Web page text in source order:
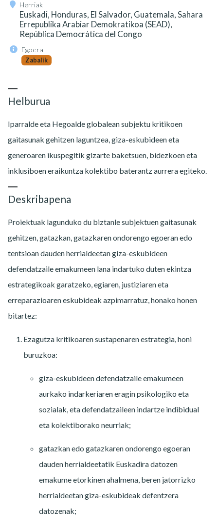
Helburua
Iparralde eta Hegoalde globalean subjektu kritikoen
gaitasunak gehitzen laguntzea, giza-eskubideen eta
generoaren ikuspegitik gizarte baketsuen, bidezkoen eta
inklusiboen eraikuntza kolektibo baterantz aurrera egiteko.
Deskribapena
Proiektuak lagunduko du biztanle subjektuen gaitasunak
gehitzen, gatazkan, gatazkaren ondorengo egoeran edo
tentsioan dauden herrialdeetan giza-eskubideen
defendatzaile emakumeen lana indartuko duten ekintza
estrategikoak garatzeko, egiaren, justiziaren eta
erreparazioaren eskubideak azpimarratuz, honako honen
bitartez:
Ezagutza kritikoaren sustapenaren estrategia, honi
buruzkoa:
giza-eskubideen defendatzaile emakumeen
aurkako indarkeriaren eragin psikologiko eta
sozialak, eta defendatzaileen indartze indibidual
eta kolektiborako neurriak;
gatazkan edo gatazkaren ondorengo egoeran
dauden herrialdeetatik Euskadira datozen
emakume etorkinen ahalmena, beren jatorrizko
herrialdeetan giza-eskubideak defentzera
datozenak;
Herriak
Euskadi, Honduras, El Salvador, Guatemala, Sahara
Errepublika Arabiar Demokratikoa (SEAD),
República Democrática del Congo
Egoera
Zabalik